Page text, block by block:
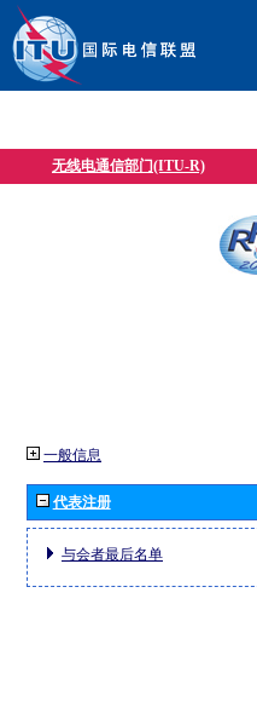
无线电通信部门(ITU-R)
一般信息
代表注册
与会者最后名单